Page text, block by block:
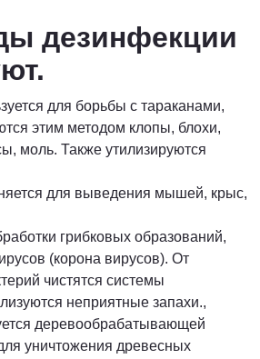
дезинфекции
для борьбы с тараканами,
этим методом клопы, блохи,
моль. Также утилизируются
для выведения мышей, крыс,
грибковых образований,
(корона вирусов). От
чистятся системы
неприятные запахи.,
деревообрабатывающей
уничтожения древесных